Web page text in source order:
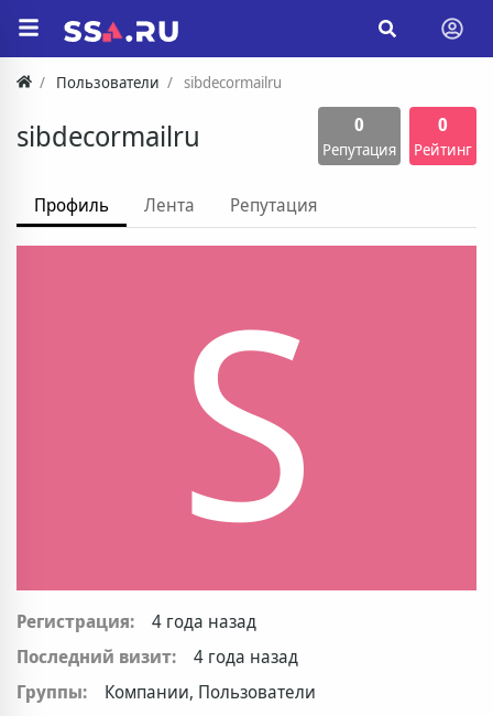
Пользователи sibdecormailru
sibdecormailru 0
Репутация
0
Рейтинг
Профиль Лента Репутация
S
Регистрация:
4 года назад
Последний визит:
4 года назад
Группы:
Компании, Пользователи